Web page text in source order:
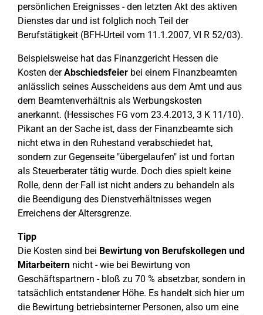
persönlichen Ereignisses - den letzten Akt des aktiven
Dienstes dar und ist folglich noch Teil der
Berufstätigkeit (BFH-Urteil vom 11.1.2007, VI R 52/03).
Beispielsweise hat das Finanzgericht Hessen die
Kosten derAbschiedsfeier bei einem Finanzbeamten
anlässlich seines Ausscheidens aus dem Amt und aus
dem Beamtenverhältnis als Werbungskosten
anerkannt. (Hessisches FG vom 23.4.2013, 3 K 11/10).
Pikant an der Sache ist, dass der Finanzbeamte sich
nicht etwa in den Ruhestand verabschiedet hat,
sondern zur Gegenseite "übergelaufen" ist und fortan
als Steuerberater tätig wurde. Doch dies spielt keine
Rolle, denn der Fall ist nicht anders zu behandeln als
die Beendigung des Dienstverhältnisses wegen
Erreichens der Altersgrenze.
Tipp
Die Kosten sind bei Bewirtung von Berufskollegen und
Mitarbeitern nicht - wie bei Bewirtung von
Geschäftspartnern - bloß zu 70 % absetzbar, sondern in
tatsächlich entstandener Höhe. Es handelt sich hier um
die Bewirtung betriebsinterner Personen, also um eine